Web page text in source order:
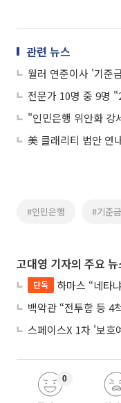
관련 뉴스
"인민은행 위안화
#인민은행 #기준
고대영 기자의 주요 뉴
단독
하마스 “네타냐
0